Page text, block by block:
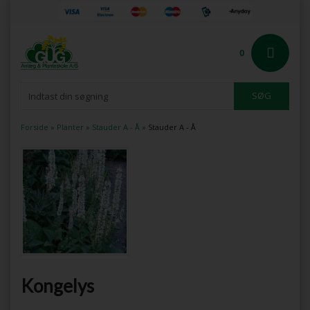
0
Forside » Planter » Stauder A - Å » Stauder A - Å
Kongelys